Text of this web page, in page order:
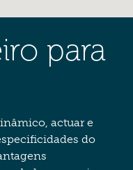
para
actuar e
do